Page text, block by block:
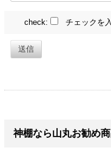
check: チェックを
送信
神棚なら山丸お勧め